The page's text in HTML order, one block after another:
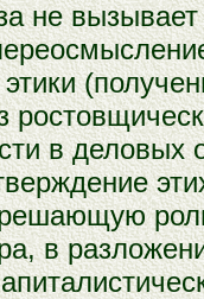
не
в деловых
в